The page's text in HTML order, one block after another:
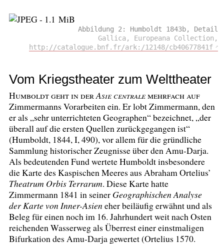
Abbildung 2: Humboldt 1843b, Detail
Gallica, Europeana Collection,
http://catalogue.bnf.fr/ark:/12148/cb40677841f
Vom Kriegstheater zum Welttheater
Humboldt geht in derAsie centralemehrfach auf
Zimmermanns Vorarbeiten ein. Er lobt Zimmermann, den
er als „sehr unterrichteten Geographen“ bezeichnet, „der
überall auf die ersten Quellen zurückgegangen ist“
(Humboldt, 1844, I, 490), vor allem für die gründliche
Sammlung historischer Zeugnisse über den Amu-Darja.
Als bedeutenden Fund wertete Humboldt insbesondere
die Karte des Kaspischen Meeres aus Abraham Ortelius’
Theatrum Orbis Terrarum. Diese Karte hatte
Zimmermann 1841 in seiner Geographischen Analyse
der Karte von Inner-Asien eher beiläufig erwähnt und als
Beleg für einen noch im 16. Jahrhundert weit nach Osten
reichenden Wasserweg als Überrest einer einstmaligen
Bifurkation des Amu-Darja gewertet (Ortelius 1570.